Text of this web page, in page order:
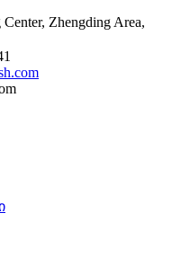
Zhengding Area,